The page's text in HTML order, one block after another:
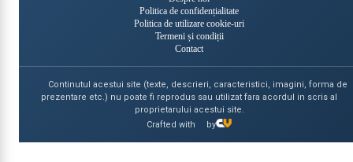
Politica de confidențialitate
Politica de utilizare cookie-uri
Termeni și condiții
Contact
Continutul acestui site (texte, descrieri, caracteristici, imagini, forma de
prezentare etc.) nu poate fi reprodus sau utilizat fara acordul in scris al
proprietarului acestui site.
Crafted with
by